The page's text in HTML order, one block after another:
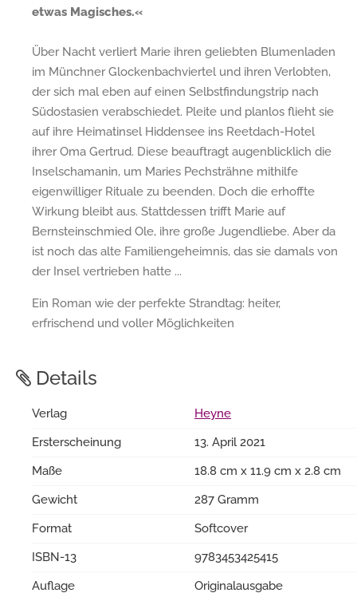
etwas Magisches.«
Über Nacht verliert Marie ihren geliebten Blumenladen
im Münchner Glockenbachviertel und ihren Verlobten,
der sich mal eben auf einen Selbstfindungstrip nach
Südostasien verabschiedet. Pleite und planlos flieht sie
auf ihre Heimatinsel Hiddensee ins Reetdach-Hotel
ihrer Oma Gertrud. Diese beauftragt augenblicklich die
Inselschamanin, um Maries Pechsträhne mithilfe
eigenwilliger Rituale zu beenden. Doch die erhoffte
Wirkung bleibt aus. Stattdessen trifft Marie auf
Bernsteinschmied Ole, ihre große Jugendliebe. Aber da
ist noch das alte Familiengeheimnis, das sie damals von
der Insel vertrieben hatte ...
Ein Roman wie der perfekte Strandtag: heiter,
erfrischend und voller Möglichkeiten
Details
Verlag
Heyne
Ersterscheinung
13. April 2021
Maße
18.8 cm x 11.9 cm x 2.8 cm
Gewicht
287 Gramm
Format
Softcover
ISBN-13
9783453425415
Auflage
Originalausgabe